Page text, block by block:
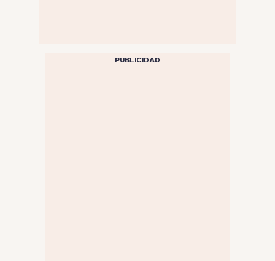
PUBLICIDAD